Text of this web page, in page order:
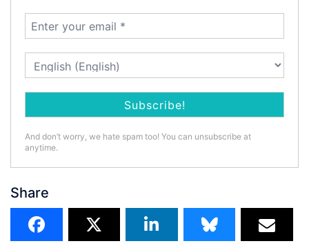
And don’t worry, we hate spam too! You can unsubscribe at
anytime.
Share